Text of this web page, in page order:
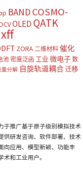
BAND COSMO-
OLED QATK
ZORA 二维材料 催化
池 密度泛函 工业 微电子 数
量分解 自旋轨道耦合迁移
于推广基于原子级别模拟技术
供研发咨询、软件部署、技术
向应用、模型新颖、功能丰
和工业用户。